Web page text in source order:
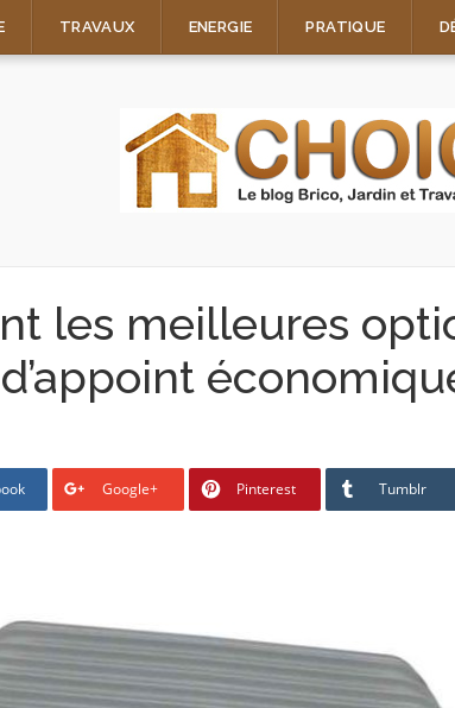
TRAVAUX ENERGIE PRATIQUE
les meilleures
Google+ Pinterest Tumblr